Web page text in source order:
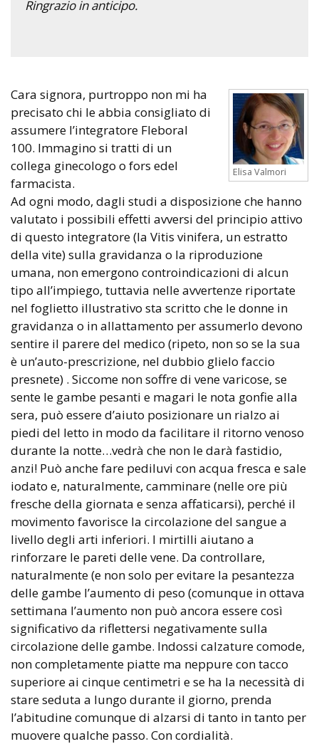
Ringrazio in anticipo.
Elisa Valmori
Cara signora, purtroppo non mi ha
precisato chi le abbia consigliato di
assumere l’integratore Fleboral
100. Immagino si tratti di un
collega ginecologo o fors edel
farmacista.
Ad ogni modo, dagli studi a disposizione che hanno
valutato i possibili effetti avversi del principio attivo
di questo integratore (la Vitis vinifera, un estratto
della vite) sulla gravidanza o la riproduzione
umana, non emergono controindicazioni di alcun
tipo all’impiego, tuttavia nelle avvertenze riportate
nel foglietto illustrativo sta scritto che le donne in
gravidanza o in allattamento per assumerlo devono
sentire il parere del medico (ripeto, non so se la sua
è un’auto-prescrizione, nel dubbio glielo faccio
presnete) . Siccome non soffre di vene varicose, se
sente le gambe pesanti e magari le nota gonfie alla
sera, può essere d’aiuto posizionare un rialzo ai
piedi del letto in modo da facilitare il ritorno venoso
durante la notte…vedrà che non le darà fastidio,
anzi! Può anche fare pediluvi con acqua fresca e sale
iodato e, naturalmente, camminare (nelle ore più
fresche della giornata e senza affaticarsi), perché il
movimento favorisce la circolazione del sangue a
livello degli arti inferiori. I mirtilli aiutano a
rinforzare le pareti delle vene. Da controllare,
naturalmente (e non solo per evitare la pesantezza
delle gambe l’aumento di peso (comunque in ottava
settimana l’aumento non può ancora essere così
significativo da riflettersi negativamente sulla
circolazione delle gambe. Indossi calzature comode,
non completamente piatte ma neppure con tacco
superiore ai cinque centimetri e se ha la necessità di
stare seduta a lungo durante il giorno, prenda
l’abitudine comunque di alzarsi di tanto in tanto per
muovere qualche passo. Con cordialità.